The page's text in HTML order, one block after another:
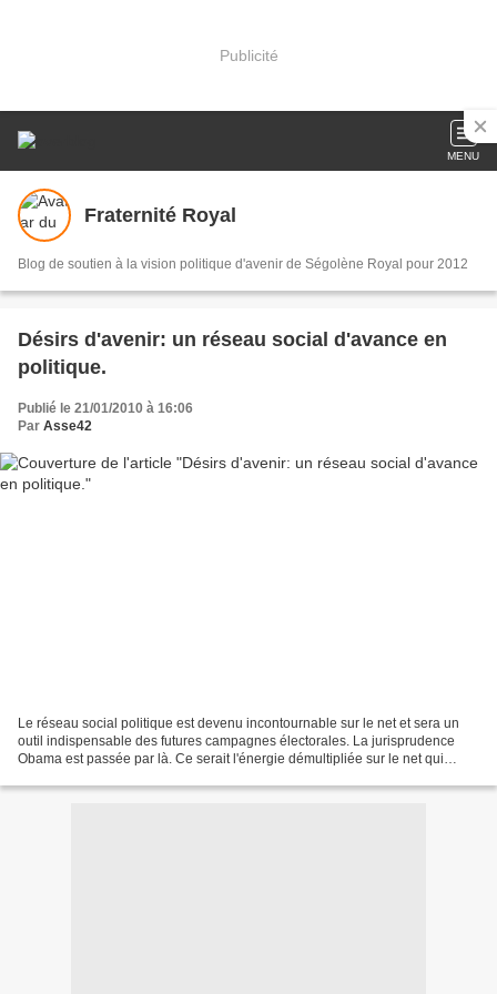
Publicité
MENU
Fraternité Royal
Blog de soutien à la vision politique d'avenir de Ségolène Royal pour 2012
Désirs d'avenir: un réseau social d'avance en
politique.
Publié le 21/01/2010 à 16:06
Par Asse42
Le réseau social politique est devenu incontournable sur le net et sera un
outil indispensable des futures campagnes électorales. La jurisprudence
Obama est passée par là. Ce serait l'énergie démultipliée sur le net qui